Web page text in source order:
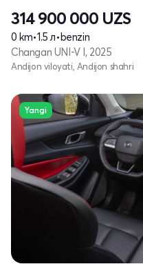
314 900 000 UZS
0 km•1.5 л•benzin
Changan UNI-V I, 2025
Andijon viloyati, Andijon shahri
Yangi